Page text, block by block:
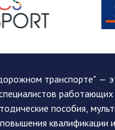
транспорте" —
пособия,